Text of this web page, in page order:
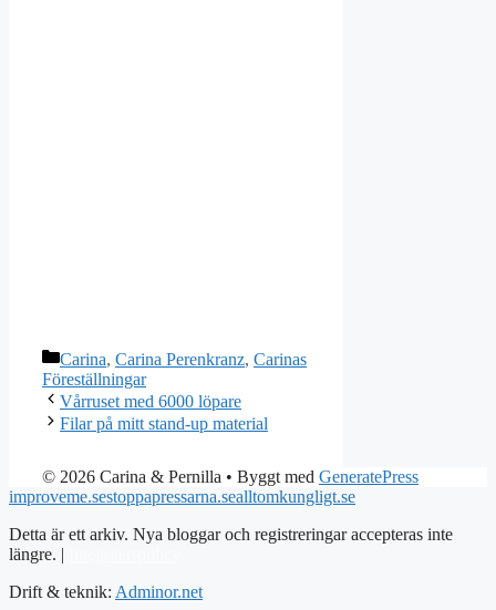
Kategorier
Carina, Carina Perenkranz, Carinas
Föreställningar
Vårruset med 6000 löpare
Filar på mitt stand-up material
© 2026 Carina & Pernilla • Byggt med GeneratePress
improveme.sestoppapressarna.sealltomkungligt.se
Detta är ett arkiv. Nya bloggar och registreringar accepteras inte
längre. |
Drift & teknik: Adminor.net